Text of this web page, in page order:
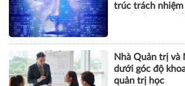
trúc trách
Nhà Quản trị và
dưới góc độ
quản trị học